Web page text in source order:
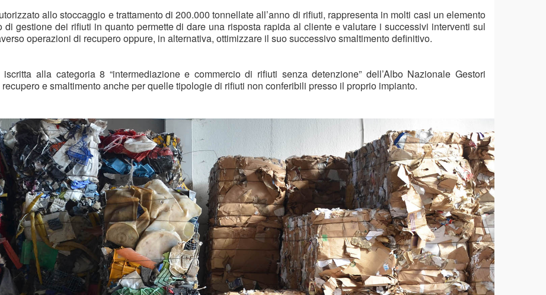
allo stoccaggio e trattamento di 200.000 tonnellate all’anno di rifiuti, rappresenta in molti casi un elemento
gestione dei rifiuti in quanto permette di dare una risposta rapida al cliente e valutare i successivi interventi sul
operazioni di recupero oppure, in alternativa, ottimizzare il suo successivo smaltimento definitivo.
iscritta alla categoria 8 “intermediazione e commercio di rifiuti senza detenzione” dell’Albo Nazionale Gestori
e smaltimento anche per quelle tipologie di rifiuti non conferibili presso il proprio impianto.